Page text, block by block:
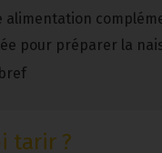
alimentation
pour préparer la
tarir ?